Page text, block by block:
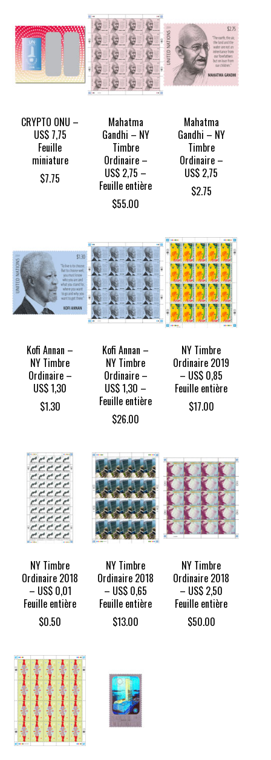
CRYPTO ONU –
US$ 7,75
Feuille
miniature
$7.75
Mahatma
Gandhi – NY
Timbre
Ordinaire –
US$ 2,75 –
Feuille entière
$55.00
Mahatma
Gandhi – NY
Timbre
Ordinaire –
US$ 2,75
$2.75
Kofi Annan –
NY Timbre
Ordinaire –
US$ 1,30
$1.30
Kofi Annan –
NY Timbre
Ordinaire –
US$ 1,30 –
Feuille entière
$26.00
NY Timbre
Ordinaire 2019
– US$ 0,85
Feuille entière
$17.00
NY Timbre
Ordinaire 2018
– US$ 0,01
Feuille entière
$0.50
NY Timbre
Ordinaire 2018
– US$ 0,65
Feuille entière
$13.00
NY Timbre
Ordinaire 2018
– US$ 2,50
Feuille entière
$50.00